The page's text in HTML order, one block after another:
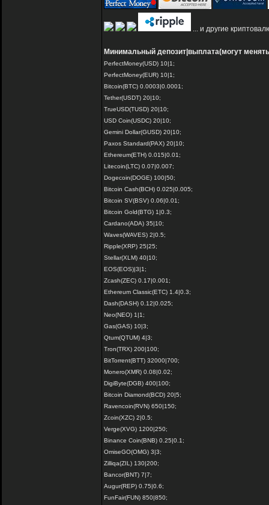
... и другие
Минимальный депозит|выплата(могут
PerfectMoney(USD) 10|1;
PerfectMoney(EUR) 10|1;
Bitcoin(BTC) 0.0003|0.0001;
Tether(USDT) 20|10;
TrueUSD(TUSD) 20|10;
USD Coin(USDC) 20|10;
Gemini Dollar(GUSD) 20|10;
Paxos Standard(PAX) 20|10;
Ethereum(ETH) 0.015|0.01;
Litecoin(LTC) 0.07|0.007;
Dogecoin(DOGE) 100|50;
Bitcoin Cash(BCH) 0.025|0.005;
Bitcoin SV(BSV) 0.06|0.01;
Bitcoin Gold(BTG) 1|0.3;
Cardano(ADA) 35|10;
Waves(WAVES) 2|0.5;
Ripple(XRP) 25|25;
Stellar(XLM) 40|10;
EOS(EOS)|3|1;
Zcash(ZEC) 0.17|0.001;
Ethereum Classic(ETC) 1.4|0.3;
Dash(DASH) 0.12|0.025;
Neo(NEO) 1|1;
Gas(GAS) 10|3;
Qtum(QTUM) 4|3;
Tron(TRX) 200|100;
BitTorrent(BTT) 32000|700;
Monero(XMR) 0.08|0.02;
DigiByte(DGB) 400|100;
Bitcoin Diamond(BCD) 20|5;
Ravencoin(RVN) 650|150;
Zcoin(XZC) 2|0.5;
Verge(XVG) 1200|250;
Binance Coin(BNB) 0.25|0.1;
OmiseGO(OMG) 3|3;
Zilliqa(ZIL) 130|200;
Bancor(BNT) 7|7;
Augur(REP) 0.75|0.6;
FunFair(FUN) 850|850;